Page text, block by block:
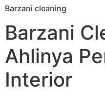
Skip
content
Barzani cleaning
Barzani
Ahlinya
Interior